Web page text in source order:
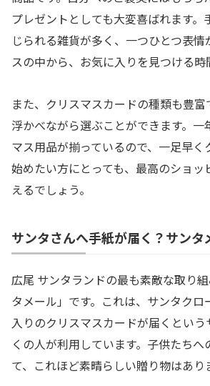
プレゼントとしても大変喜ばれます
じられる雑貨が多く、一つひとつ表
スの中から、お気に入りを見つける時
また、クリスマスカードの種類も豊
浮かべながら選ぶことができます。一
マス用品が揃っているので、一足早く
始めたい方にとっても、最高のショ
えるでしょう。
サンタさんへ手紙が届く？サンタ
広尾 サンタランドの最も素敵な取り
タメール」です。これは、サンタクロ
入りのクリスマスカードが届くとい
くの人が利用しています。子供たちへ
て、これほど素晴らしい贈り物はあり